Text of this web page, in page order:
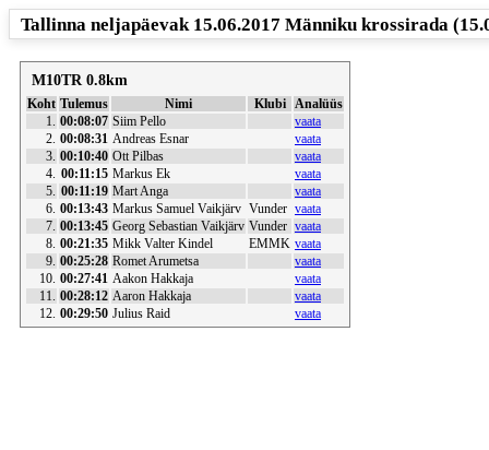
Tallinna neljapäevak 15.06.2017 Männiku krossirada
M10TR 0.8km
Koht Tulemus Nimi Klubi
Analüüs
1. 00:08:07 Siim Pello
vaata
2. 00:08:31 Andreas Esnar
vaata
3. 00:10:40 Ott Pilbas
vaata
4. 00:11:15 Markus Ek
vaata
5. 00:11:19 Mart Anga
vaata
6. 00:13:43 Markus Samuel Vaikjärv Vunder vaata
7. 00:13:45 Georg Sebastian Vaikjärv Vunder vaata
8. 00:21:35 Mikk Valter Kindel EMMK vaata
9. 00:25:28 Romet Arumetsa
vaata
10. 00:27:41 Aakon Hakkaja
vaata
11. 00:28:12 Aaron Hakkaja
vaata
12. 00:29:50 Julius Raid vaata